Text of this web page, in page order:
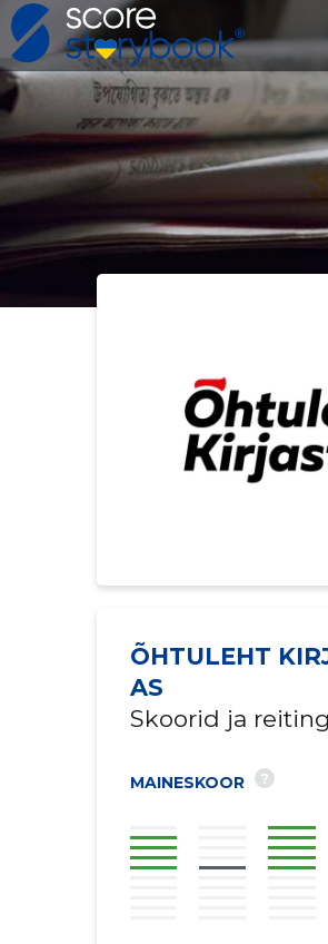
ÕHTULEHT
AS
Skoorid ja
MAINESKOOR ?